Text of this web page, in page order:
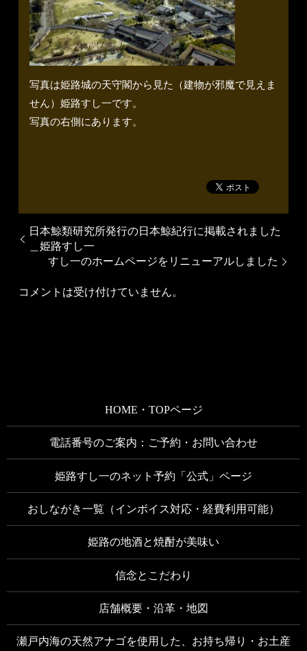
写真は姫路城の天守閣から見た（建物が邪魔で見えま
せん）姫路すし一です。
写真の右側にあります。
日本鯨類研究所発行の日本鯨紀行に掲載されました
＿姫路すし一
すし一のホームページをリニューアルしました
コメントは受け付けていません。
HOME・TOPページ
電話番号のご案内：ご予約・お問い合わせ
姫路すし一のネット予約「公式」ページ
おしながき一覧（インボイス対応・経費利用可能）
姫路の地酒と焼酎が美味い
信念とこだわり
店舗概要・沿革・地図
瀬戸内海の天然アナゴを使用した、お持ち帰り・お土産